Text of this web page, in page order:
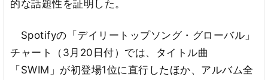
的な話題性を証明した。
Spotifyの「デイリートップソング・グローバル」
チャート（3月20日付）では、タイトル曲
「SWIM」が初登場1位に直行したほか、アルバム全